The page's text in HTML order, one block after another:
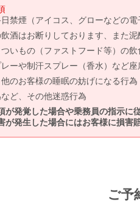
禁煙（アイコス、グローなどの電
酒はお断りしております、また
いもの（ファストフード等）の飲
ーや制汗スプレー（香水）など
のお客様の睡眠の妨げになる行
ど、その他迷惑行為
が発覚した場合や乗務員の指示
が発生した場合にはお客様に損害
ご予